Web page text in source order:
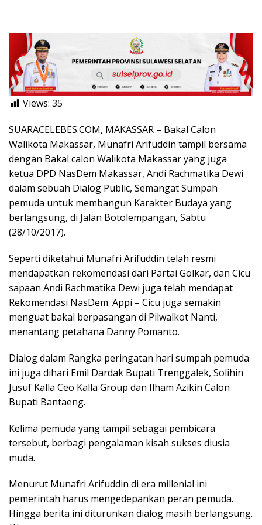
Views: 35
SUARACELEBES.COM, MAKASSAR – Bakal Calon
Walikota Makassar, Munafri Arifuddin tampil bersama
dengan Bakal calon Walikota Makassar yang juga
ketua DPD NasDem Makassar, Andi Rachmatika Dewi
dalam sebuah Dialog Public, Semangat Sumpah
pemuda untuk membangun Karakter Budaya yang
berlangsung, di Jalan Botolempangan, Sabtu
(28/10/2017).
Seperti diketahui Munafri Arifuddin telah resmi
mendapatkan rekomendasi dari Partai Golkar, dan Cicu
sapaan Andi Rachmatika Dewi juga telah mendapat
Rekomendasi NasDem. Appi – Cicu juga semakin
menguat bakal berpasangan di Pilwalkot Nanti,
menantang petahana Danny Pomanto.
Dialog dalam Rangka peringatan hari sumpah pemuda
ini juga dihari Emil Dardak Bupati Trenggalek, Solihin
Jusuf Kalla Ceo Kalla Group dan Ilham Azikin Calon
Bupati Bantaeng.
Kelima pemuda yang tampil sebagai pembicara
tersebut, berbagi pengalaman kisah sukses diusia
muda.
Menurut Munafri Arifuddin di era millenial ini
pemerintah harus mengedepankan peran pemuda.
Hingga berita ini diturunkan dialog masih berlangsung.